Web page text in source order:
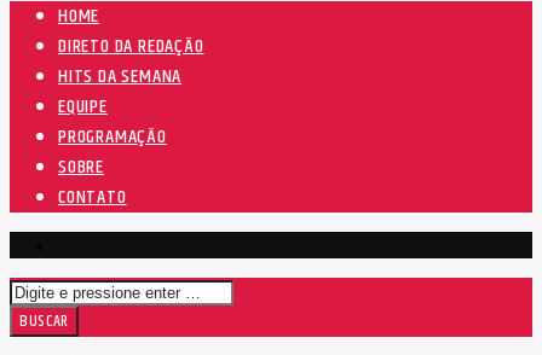
HOME
DIRETO DA REDAÇÃO
HITS DA SEMANA
EQUIPE
PROGRAMAÇÃO
SOBRE
CONTATO